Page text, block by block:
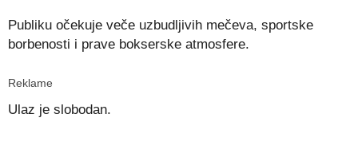
Publiku očekuje veče uzbudljivih mečeva, sportske
borbenosti i prave bokserske atmosfere.
Reklame
Ulaz je slobodan.